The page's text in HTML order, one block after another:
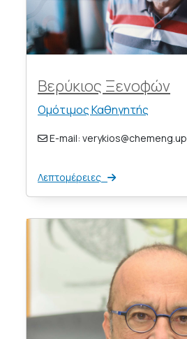
Βερύκιος Ξενοφών
Ομότιμος Καθηγητής
E-mail:
Λεπτομέρειες